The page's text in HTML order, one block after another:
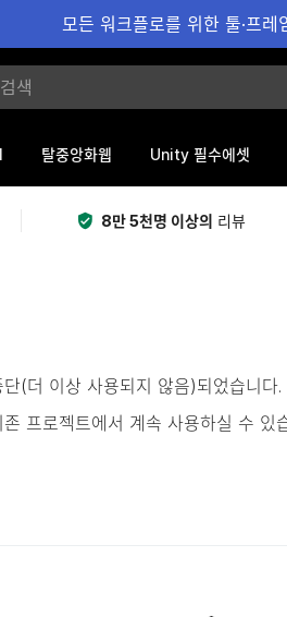
모든 워크플로를 위한 툴·프
탈중앙화웹 Unity 필수에셋
8만 5천명 이상의 리뷰
(더 이상 사용되지 않음)되었습니
프로젝트에서 계속 사용하실 수 있